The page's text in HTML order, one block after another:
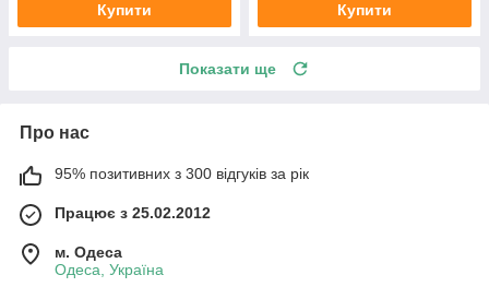
Купити Купити
Показати ще
Про нас
95% позитивних з 300 відгуків за рік
Працює з 25.02.2012
м. Одеса
Одеса, Україна